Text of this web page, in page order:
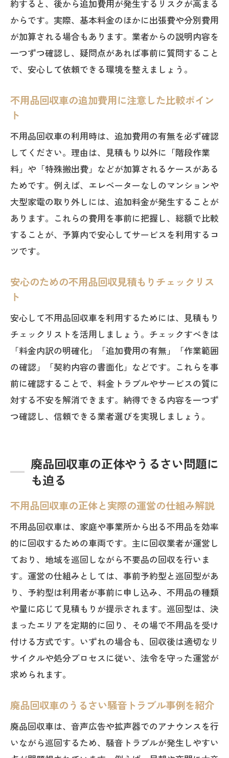
約すると、後から追加費用が発生するリスクが高まる
からです。実際、基本料金のほかに出張費や分別費用
が加算される場合もあります。業者からの説明内容を
一つずつ確認し、疑問点があれば事前に質問すること
で、安心して依頼できる環境を整えましょう。
不用品回収車の追加費用に注意した比較ポイン
ト
不用品回収車の利用時は、追加費用の有無を必ず確認
してください。理由は、見積もり以外に「階段作業
料」や「特殊搬出費」などが加算されるケースがある
ためです。例えば、エレベーターなしのマンションや
大型家電の取り外しには、追加料金が発生することが
あります。これらの費用を事前に把握し、総額で比較
することが、予算内で安心してサービスを利用するコ
ツです。
安心のための不用品回収見積もりチェックリス
ト
安心して不用品回収車を利用するためには、見積もり
チェックリストを活用しましょう。チェックすべきは
「料金内訳の明確化」「追加費用の有無」「作業範囲
の確認」「契約内容の書面化」などです。これらを事
前に確認することで、料金トラブルやサービスの質に
対する不安を解消できます。納得できる内容を一つず
つ確認し、信頼できる業者選びを実現しましょう。
廃品回収車の正体やうるさい問題に
も迫る
不用品回収車の正体と実際の運営の仕組み解説
不用品回収車は、家庭や事業所から出る不用品を効率
的に回収するための車両です。主に回収業者が運営し
ており、地域を巡回しながら不要品の回収を行いま
す。運営の仕組みとしては、事前予約型と巡回型があ
り、予約型は利用者が事前に申し込み、不用品の種類
や量に応じて見積もりが提示されます。巡回型は、決
まったエリアを定期的に回り、その場で不用品を受け
付ける方式です。いずれの場合も、回収後は適切なリ
サイクルや処分プロセスに従い、法令を守った運営が
求められます。
廃品回収車のうるさい騒音トラブル事例を紹介
廃品回収車は、音声広告や拡声器でのアナウンスを行
いながら巡回するため、騒音トラブルが発生しやすい